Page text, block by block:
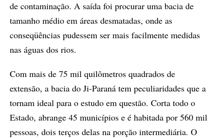
de contaminação. A saída foi procurar uma bacia de
tamanho médio em áreas desmatadas, onde as
conseqüências pudessem ser mais facilmente medidas
nas águas dos rios.
Com mais de 75 mil quilômetros quadrados de
extensão, a bacia do Ji-Paraná tem peculiaridades que a
tornam ideal para o estudo em questão. Corta todo o
Estado, abrange 45 municípios e é habitada por 560 mil
pessoas, dois terços delas na porção intermediária. O